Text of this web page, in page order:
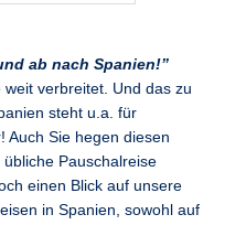
ab nach Spanien!”
verbreitet. Und das zu
steht u.a. für
Auch Sie hegen diesen
Pauschalreise
einen Blick auf unsere
in Spanien, sowohl auf